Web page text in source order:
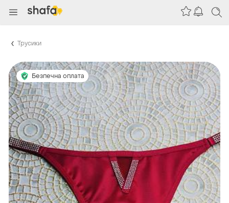
Трусики
Безпечна оплата